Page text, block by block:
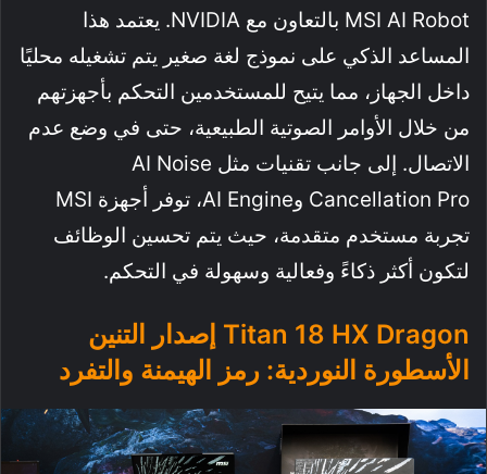
MSI AI Robot بالتعاون مع NVIDIA. يعتمد هذا
المساعد الذكي على نموذج لغة صغير يتم تشغيله محليًا
داخل الجهاز، مما يتيح للمستخدمين التحكم بأجهزتهم
من خلال الأوامر الصوتية الطبيعية، حتى في وضع عدم
الاتصال. إلى جانب تقنيات مثل AI Noise
Cancellation Pro وAI Engine، توفر أجهزة MSI
تجربة مستخدم متقدمة، حيث يتم تحسين الوظائف
لتكون أكثر ذكاءً وفعالية وسهولة في التحكم.
Titan 18 HX Dragon إصدار التنين
الأسطورة النوردية: رمز الهيمنة والتفرد